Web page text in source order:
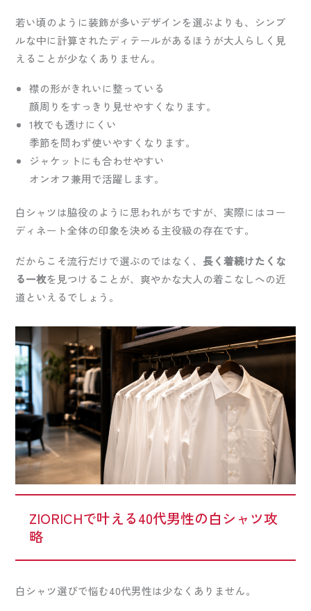
若い頃のように装飾が多いデザインを選ぶよりも、シンプ
ルな中に計算されたディテールがあるほうが大人らしく見
えることが少なくありません。
襟の形がきれいに整っている
顔周りをすっきり見せやすくなります。
1枚でも透けにくい
季節を問わず使いやすくなります。
ジャケットにも合わせやすい
オンオフ兼用で活躍します。
白シャツは脇役のように思われがちですが、実際にはコー
ディネート全体の印象を決める主役級の存在です。
だからこそ流行だけで選ぶのではなく、長く着続けたくな
る一枚を見つけることが、爽やかな大人の着こなしへの近
道といえるでしょう。
ZIORICHで叶える40代男性の白シャツ攻
略
白シャツ選びで悩む40代男性は少なくありません。